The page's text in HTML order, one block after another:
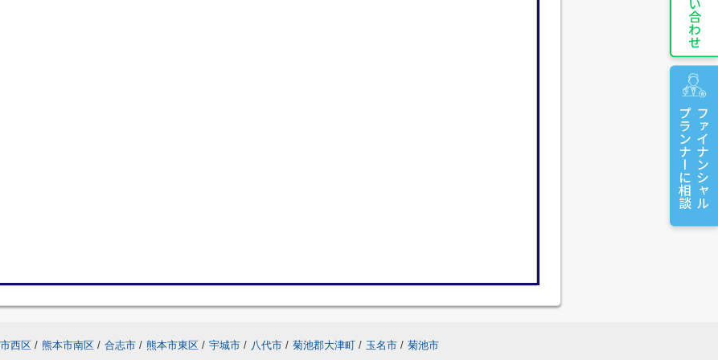
ファイナンシャル
プランナーに相談
西区 / 熊本市南区 / 合志市 / 熊本市東区 / 宇城市 / 八代市 / 菊池郡大津町 / 玉名市 / 菊池市